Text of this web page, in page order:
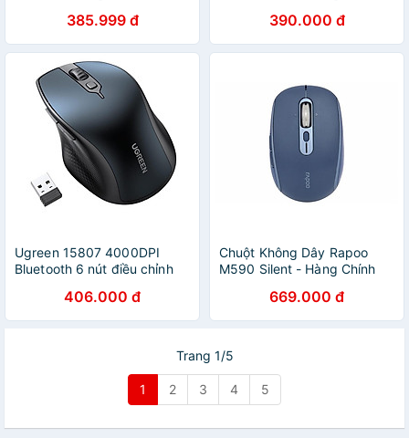
Laptop có hiển thị đèn led,
Kết Nối 2.4G, Độ nhạy
1200DPI không độ trễ -
Hàng nhập khẩu
385.999 đ 390.000 đ
Ugreen 15807 4000DPI
Bluetooth 6 nút điều chỉnh
Màu Xanh Chuột không dây
+ BT Không kèm Pin AA
406.000 đ
Chuột Không Dây Rapoo
M590 Silent - Hàng Chính
669.000 đ
Trang 1/5
1 2 3 4 5